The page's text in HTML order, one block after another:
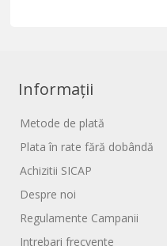
Informații
Metode de plată
Plata în rate fără dobândă
Achizitii SICAP
Despre noi
Regulamente Campanii
Intrebari frecvente